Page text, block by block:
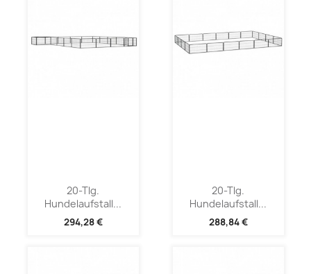
20-Tlg.
Hundelaufstall...
294,28 €
20-Tlg.
Hundelaufstall...
288,84 €